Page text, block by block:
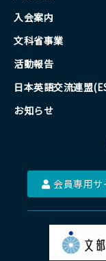
入会案内
文科省事業
活動報告
日本英語交流連盟
お知らせ
会員専用サ